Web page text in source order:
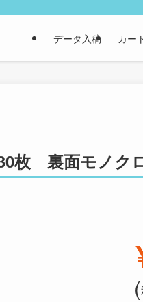
データ入稿 カー
枚 裏面モノク
(